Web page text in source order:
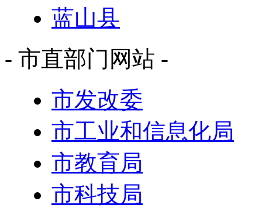
蓝山县
- 市直部门网站 -
市发改委
市工业和信息化局
市教育局
市科技局